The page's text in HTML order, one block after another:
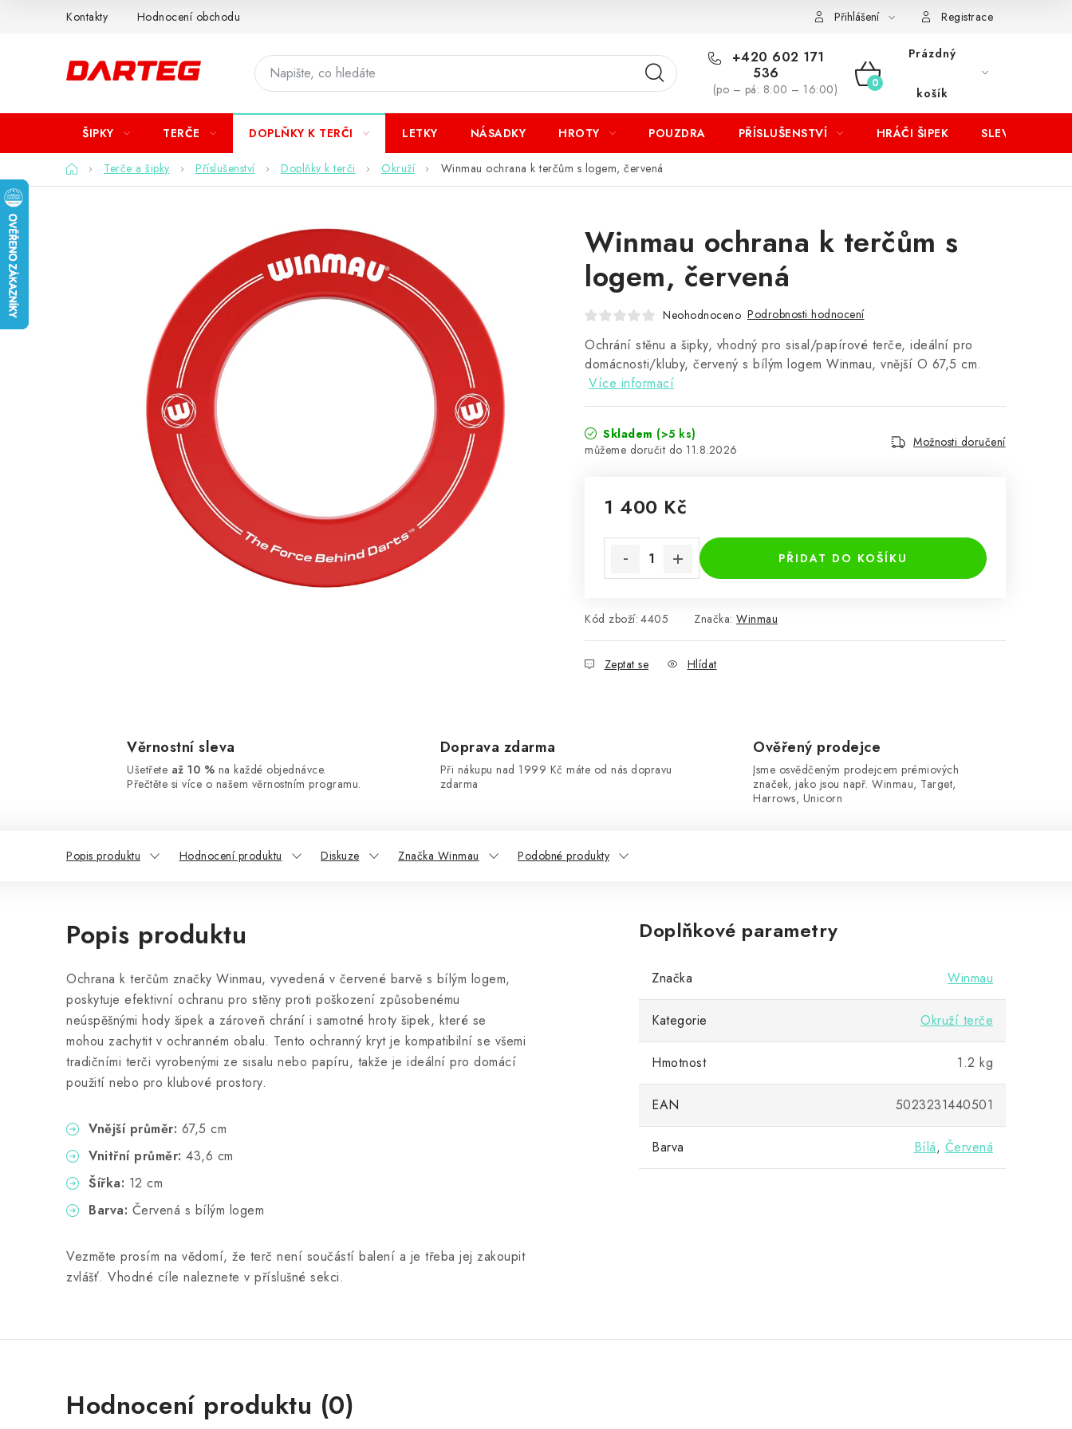
Kontakty Hodnocení obchodu Přihlášení Registrace
+420 602 171
536
(po – pá: 8:00 – 16:00)
NÁKUPNÍ
KOŠÍK
Prázdný
košík
ŠIPKY TERČE DOPLŇKY K TERČI LETKY NÁSADKY HROTY POUZDRA PŘÍSLUŠENSTVÍ HRÁČI ŠIPEK SLEVY
DomůTerče a šipky Příslušenství Doplňky k terči Okruží Winmau ochrana k terčům s logem, červená
Winmau ochrana k terčům s
logem, červená
Neohodnoceno Podrobnosti hodnocení
Ochrání stěnu a šipky, vhodný pro sisal/papírové terče, ideální pro
domácnosti/kluby, červený s bílým logem Winmau, vnější O 67,5 cm.
Více informací
Skladem (>5 ks)
11.8.2026
Možnosti doručení
1 400 Kč
PŘIDAT DO KOŠÍKU
Kód zboží: 4405 Značka: Winmau
Zeptat se Hlídat
Věrnostní sleva
Ušetřete až 10 % na každé objednávce.
Přečtěte si více o našem věrnostním programu.
Doprava zdarma
Při nákupu nad 1999 Kč máte od nás dopravu
zdarma
Ověřený prodejce
Jsme osvědčeným prodejcem prémiových
značek, jako jsou např. Winmau, Target,
Harrows, Unicorn
Popis produktu Hodnocení produktu Diskuze Značka Winmau Podobné produkty
Popis produktu
Ochrana k terčům značky Winmau, vyvedená v červené barvě s bílým logem,
poskytuje efektivní ochranu pro stěny proti poškození způsobenému
neúspěšnými hody šipek a zároveň chrání i samotné hroty šipek, které se
mohou zachytit v ochranném obalu. Tento ochranný kryt je kompatibilní se všemi
tradičními terči vyrobenými ze sisalu nebo papíru, takže je ideální pro domácí
použití nebo pro klubové prostory.
Vnější průměr: 67,5 cm
Vnitřní průměr: 43,6 cm
Šířka: 12 cm
Barva: Červená s bílým logem
Vezměte prosím na vědomí, že terč není součástí balení a je třeba jej zakoupit
zvlášť. Vhodné cíle naleznete v příslušné sekci.
Doplňkové parametry
Značka Winmau
Kategorie Okruží terče
Hmotnost 1.2 kg
EAN 5023231440501
Barva Bílá, Červená
Hodnocení produktu (0)